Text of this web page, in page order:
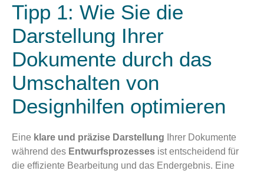
Tipp 1: Wie Sie die
Darstellung Ihrer
Dokumente durch das
Umschalten von
Designhilfen optimieren
Eine klare und präzise Darstellung Ihrer Dokumente
während des Entwurfsprozesses ist entscheidend für
die effiziente Bearbeitung und das Endergebnis. Eine